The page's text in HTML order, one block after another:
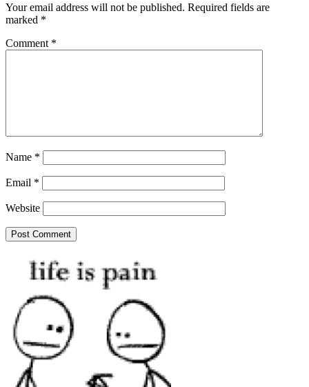
Your email address will not be published. Required fields are
marked *
Comment *
Name *
Email *
Website